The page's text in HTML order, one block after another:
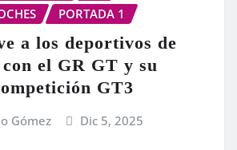
PORTADA 1
a los deportivos de
el GR GT y su
GT3
Gómez Dic 5, 2025